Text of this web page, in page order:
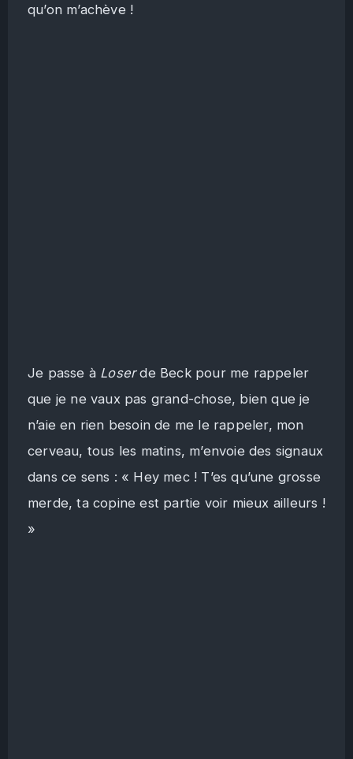
qu’on m’achève !
Je passe à Loserde Beck pour me rappeler
que je ne vaux pas grand-chose, bien que je
n’aie en rien besoin de me le rappeler, mon
cerveau, tous les matins, m’envoie des signaux
dans ce sens : « Hey mec ! T’es qu’une grosse
merde, ta copine est partie voir mieux ailleurs !
»